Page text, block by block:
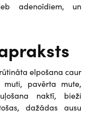
adenoīdiem, un
elpošana caur
muti, pavērta mute,
naktī, bieži
dažādas ausu